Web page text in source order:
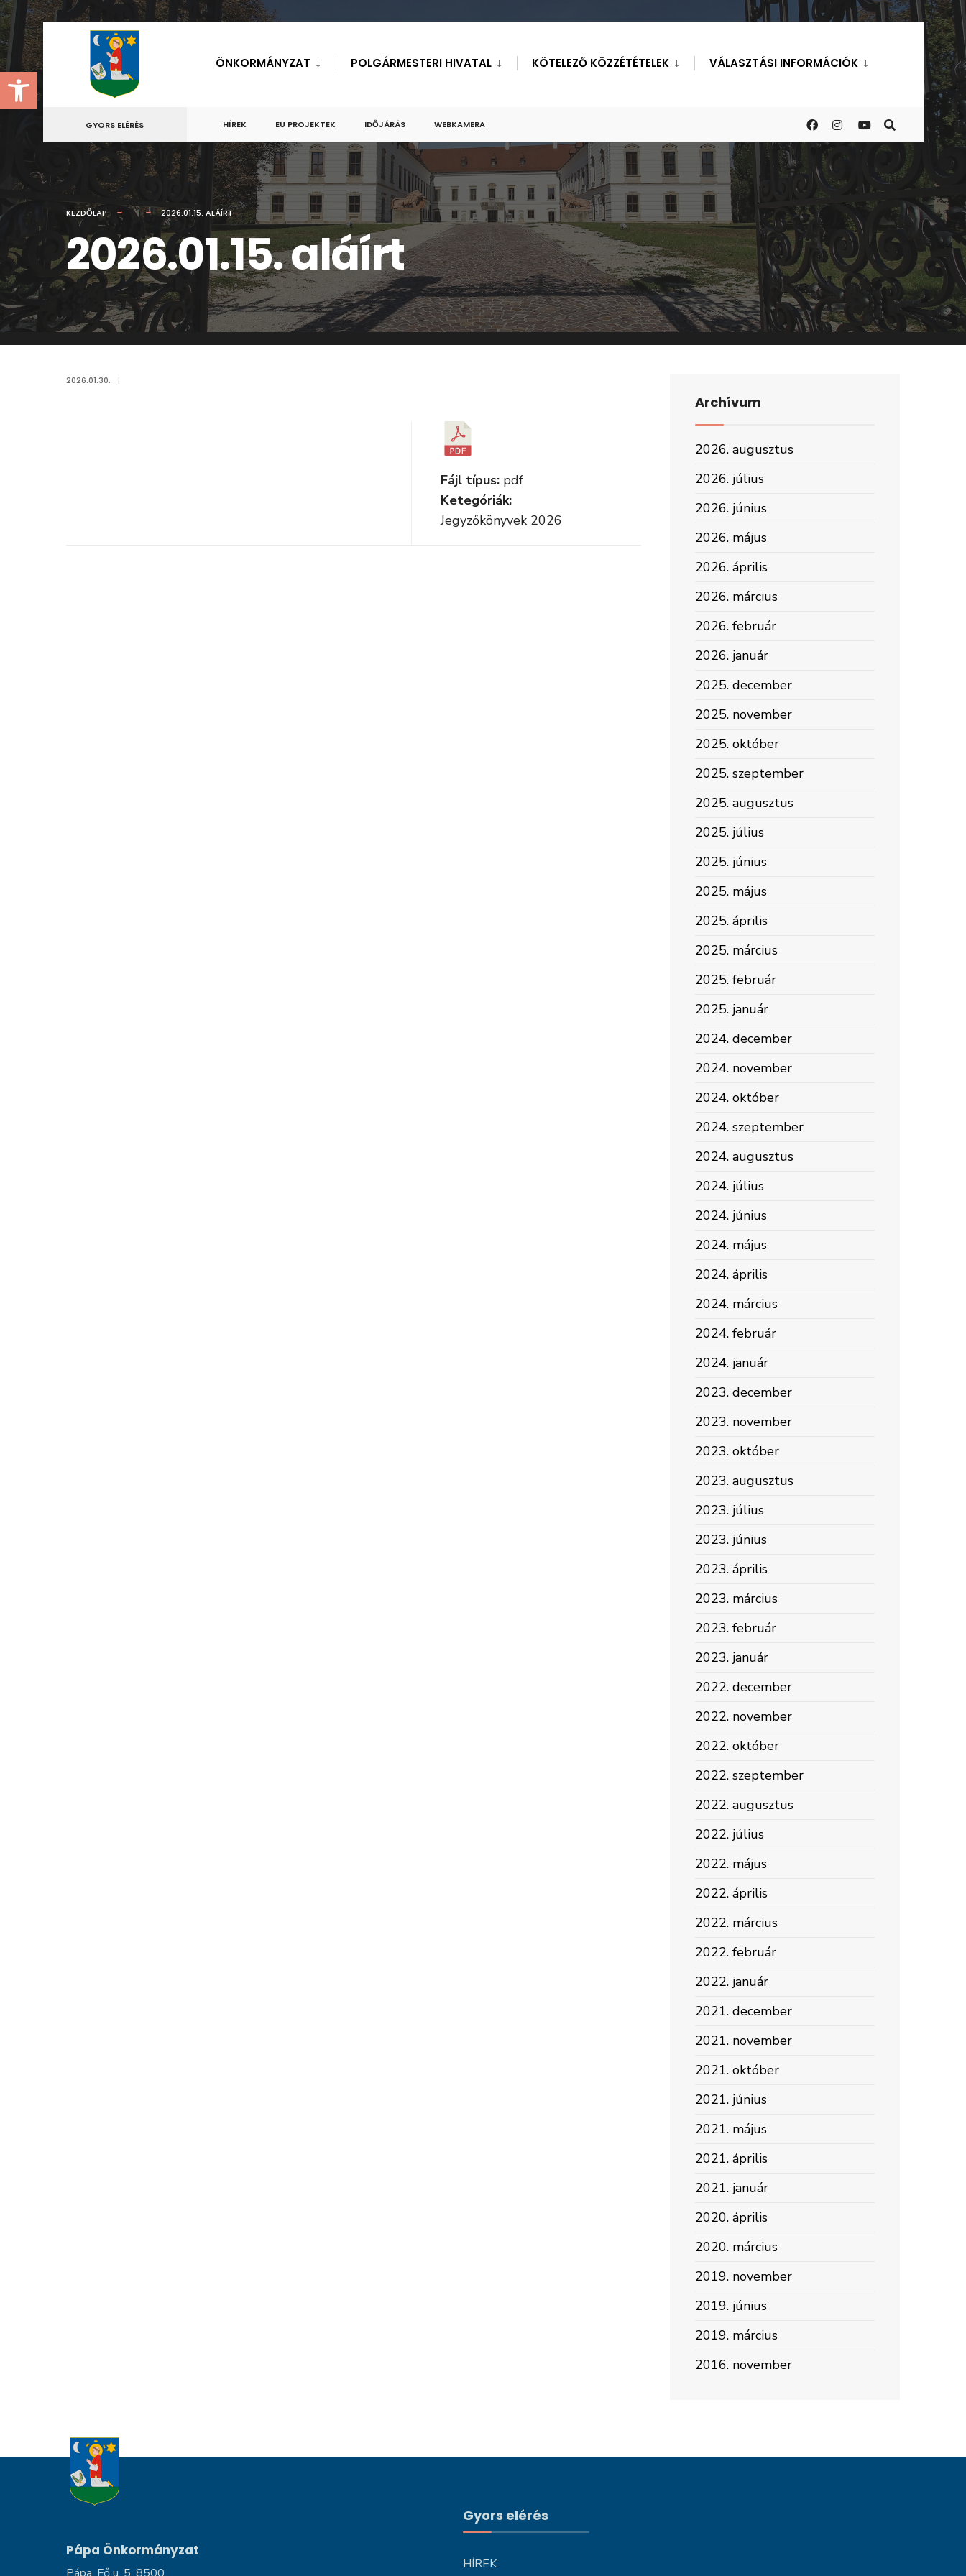
Eszköztár megnyitása
content
ÖNKORMÁNYZAT POLGÁRMESTERI HIVATAL KÖTELEZŐ KÖZZÉTÉTELEK VÁLASZTÁSI INFORMÁCIÓK
GYORS ELÉRÉS HÍREK EU PROJEKTEK IDŐJÁRÁS WEBKAMERA
KEZDŐLAP 2026.01.15. ALÁÍRT
2026.01.15. aláírt
2026.01.30. |
Fájl típus: pdf
Ketegóriák:
Jegyzőkönyvek 2026
Archívum
2026. augusztus
2026. július
2026. június
2026. május
2026. április
2026. március
2026. február
2026. január
2025. december
2025. november
2025. október
2025. szeptember
2025. augusztus
2025. július
2025. június
2025. május
2025. április
2025. március
2025. február
2025. január
2024. december
2024. november
2024. október
2024. szeptember
2024. augusztus
2024. július
2024. június
2024. május
2024. április
2024. március
2024. február
2024. január
2023. december
2023. november
2023. október
2023. augusztus
2023. július
2023. június
2023. április
2023. március
2023. február
2023. január
2022. december
2022. november
2022. október
2022. szeptember
2022. augusztus
2022. július
2022. május
2022. április
2022. március
2022. február
2022. január
2021. december
2021. november
2021. október
2021. június
2021. május
2021. április
2021. január
2020. április
2020. március
2019. november
2019. június
2019. március
2016. november
Pápa Önkormányzat
Gyors elérés
HÍREK